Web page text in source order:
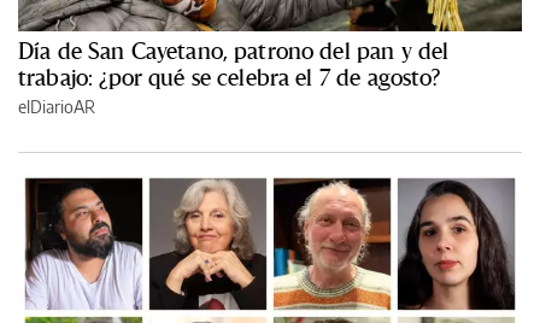
Día de San Cayetano, patrono del pan y del
trabajo: ¿por qué se celebra el 7 de agosto?
elDiarioAR